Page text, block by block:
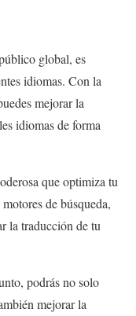
global, es
idiomas. Con la
mejorar la
idiomas de forma
que optimiza tu
de búsqueda,
la traducción de tu
podrás no solo
mejorar la